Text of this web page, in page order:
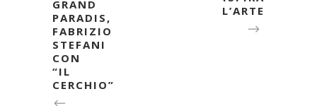
GRAND
PARADIS,
FABRIZIO
STEFANI
CON
“IL
CERCHIO”
L’ARTE